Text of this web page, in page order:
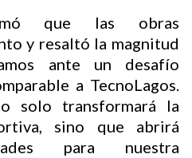
que las obras
y resaltó la magnitud
ante un desafío
a TecnoLagos.
solo transformará la
sino que abrirá
para nuestra